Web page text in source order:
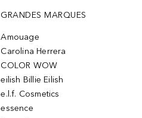
GRANDES MARQUES
Amouage
Carolina Herrera
COLOR WOW
eilish Billie Eilish
e.l.f. Cosmetics
essence